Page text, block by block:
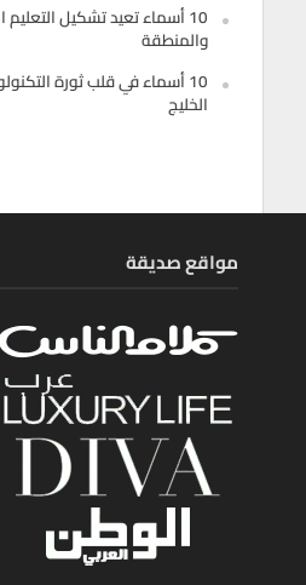
10 أسماء تعيد تشكيل
والمنطقة
10 أسماء في قلب ثورة
الخليج
مواقع صديقة